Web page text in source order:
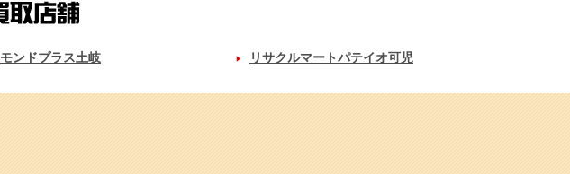
モンドプラス土岐 リサクルマートパテイオ可児